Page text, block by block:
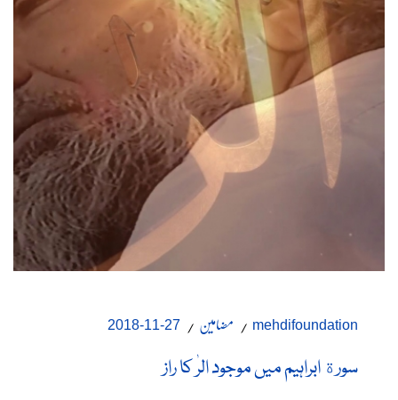
mehdifoundation مضامین 27-11-2018
سورة ابراہیم میں موجود الرٰ کا راز